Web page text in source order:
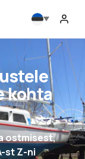
kohta
ostmisest,
st Z-ni